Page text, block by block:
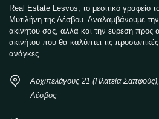
Real Estate Lesvos, το μεσιτικό γραφείο
Μυτιλήνη της Λέσβου. Αναλαμβάνουμε
ακίνητου σας, αλλά και την εύρεση προς
ακινήτου που θα καλύπτει τις
ανάγκες.
Αρχιπελάγους 21 (Πλατεία
Λέσβος